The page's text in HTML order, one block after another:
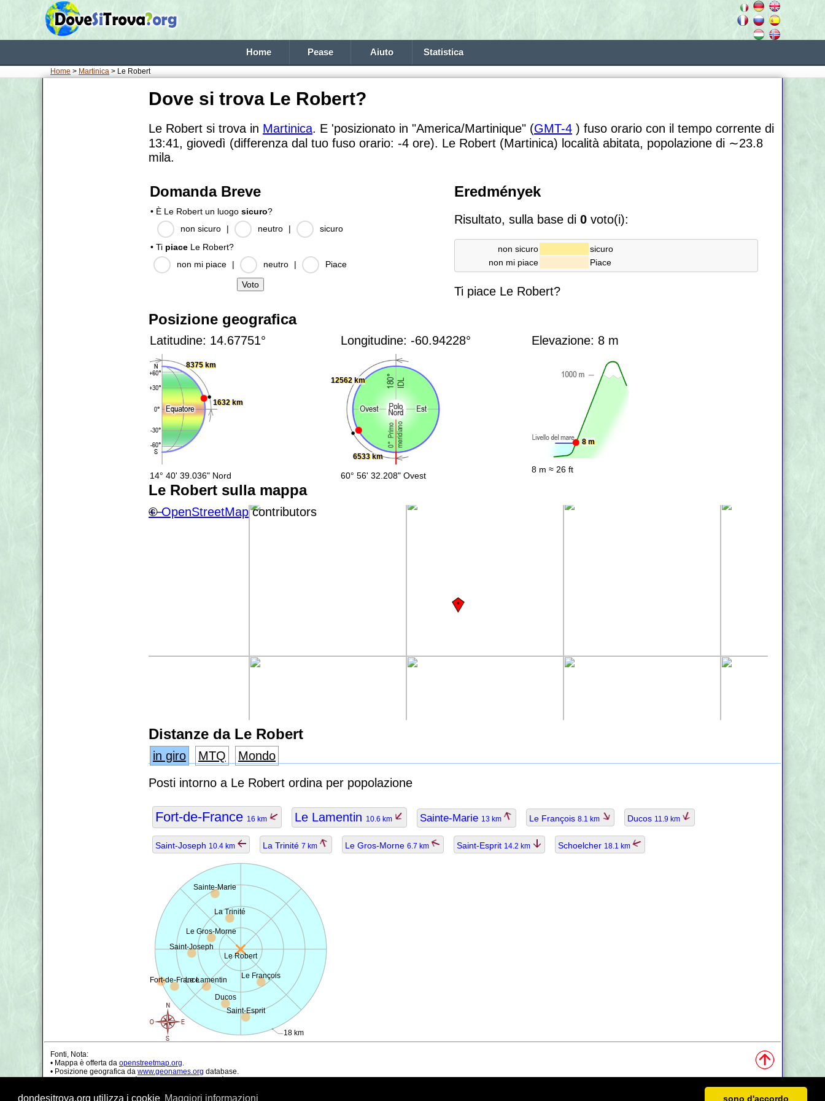
dondesitrova.org utilizza i cookie Maggiori informazioni sono d'accordo
Home Pease Aiuto Statistica
Home > Martinica > Le Robert
Dove si trova Le Robert?
Le Robert si trova in Martinica. E 'posizionato in "America/Martinique" (GMT-4 ) fuso orario con il tempo corrente di
13:41, giovedì (differenza dal tuo fuso orario: -4 ore). Le Robert (Martinica) località abitata, popolazione di ∼23.8
mila.
Domanda Breve
• È Le Robert un luogo sicuro?
non sicuro
| neutro |
sicuro
• Ti piace Le Robert?
non mi piace
| neutro | Piace
Eredmények
Risultato, sulla base di0 voto(i):
non sicuro
sicuro
non mi piace
Piace
Ti piace Le Robert?
Posizione geografica
Latitudine: 14.67751°
8375 km
1632 km
14° 40' 39.036" Nord
Longitudine: -60.94228°
6533 km
12562 km
60° 56' 32.208" Ovest
Elevazione: 8 m
8 m
8 m ≈ 26 ft
Le Robert sulla mappa
+−
©OpenStreetMapcontributors
Distanze da Le Robert
in giro MTQ
Mondo
Posti intorno a Le Robert ordina per popolazione
Fort-de-France 16 km Le Lamentin 10.6 km Sainte-Marie 13 km Le François 8.1 km Ducos 11.9 km
Saint-Joseph 10.4 km La Trinité 7 km Le Gros-Morne 6.7 km Saint-Esprit 14.2 km Schoelcher 18.1 km
Le Robert
18 km
Fort-de-FranceLe Lamentin
Sainte-Marie
Le François
Ducos
Saint-Joseph
La Trinité
Le Gros-Morne
Saint-Esprit
Fonti, Nota:
• Mappa è offerta da openstreetmap.org.
• Posizione geografica da www.geonames.org database.